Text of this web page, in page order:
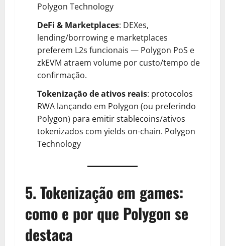
Polygon Technology
DeFi & Marketplaces: DEXes,
lending/borrowing e marketplaces
preferem L2s funcionais — Polygon PoS e
zkEVM atraem volume por custo/tempo de
confirmação.
Tokenização de ativos reais: protocolos
RWA lançando em Polygon (ou preferindo
Polygon) para emitir stablecoins/ativos
tokenizados com yields on-chain. Polygon
Technology
5. Tokenização em games:
como e por que Polygon se
destaca